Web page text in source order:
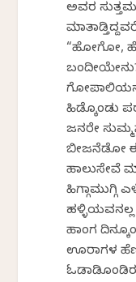
ಅವರ
“ಹೋಗೋ,
ಹಿಡ್ಕೊಂಡು
ಜನರೇ
ಬೀಜನೆಡೋ
ಹಾಲುಸೇವೆ
ಹಿಗ್ಗಾಮುಗ್ಗಿ
ಹಾಂಗ
ಊರಾಗಳ